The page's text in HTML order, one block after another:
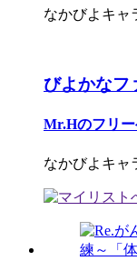
なかびよキャ
びよかなフ
Mr.Hのフリ
なかびよキャ